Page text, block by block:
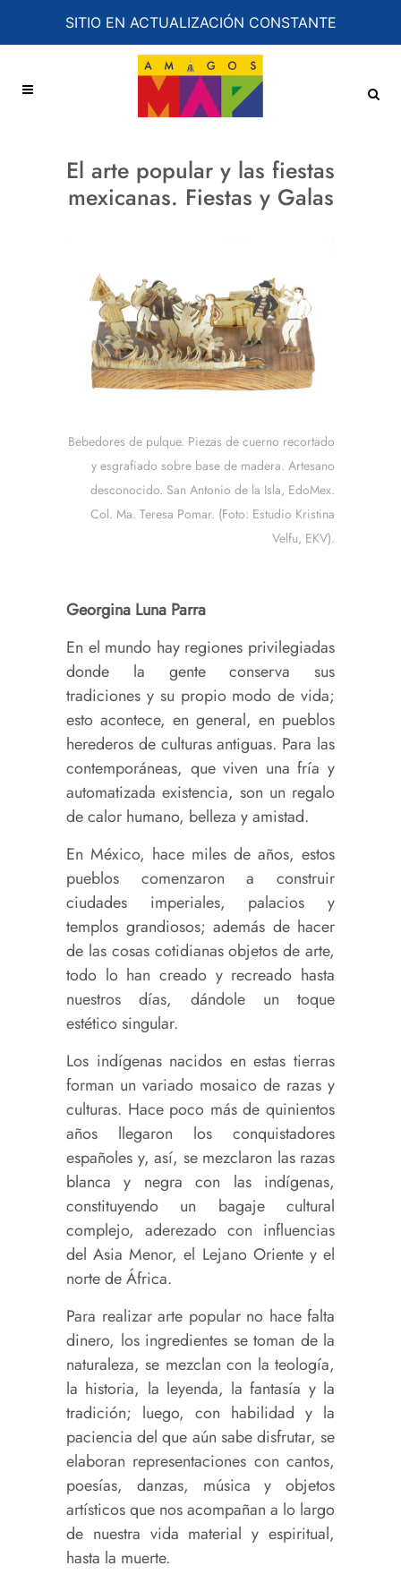
SITIO EN ACTUALIZACIÓN CONSTANTE
El arte popular y las fiestas
mexicanas. Fiestas y Galas
Bebedores de pulque. Piezas de cuerno recortado
y esgrafiado sobre base de madera. Artesano
desconocido. San Antonio de la Isla, EdoMex.
Col. Ma. Teresa Pomar. (Foto: Estudio Kristina
Velfu, EKV).
Georgina Luna Parra
En el mundo hay regiones privilegiadas
donde la gente conserva sus
tradiciones y su propio modo de vida;
esto acontece, en general, en pueblos
herederos de culturas antiguas. Para las
contemporáneas, que viven una fría y
automatizada existencia, son un regalo
de calor humano, belleza y amistad.
En México, hace miles de años, estos
pueblos comenzaron a construir
ciudades imperiales, palacios y
templos grandiosos; además de hacer
de las cosas cotidianas objetos de arte,
todo lo han creado y recreado hasta
nuestros días, dándole un toque
estético singular.
Los indígenas nacidos en estas tierras
forman un variado mosaico de razas y
culturas. Hace poco más de quinientos
años llegaron los conquistadores
españoles y, así, se mezclaron las razas
blanca y negra con las indígenas,
constituyendo un bagaje cultural
complejo, aderezado con influencias
del Asia Menor, el Lejano Oriente y el
norte de África.
Para realizar arte popular no hace falta
dinero, los ingredientes se toman de la
naturaleza, se mezclan con la teología,
la historia, la leyenda, la fantasía y la
tradición; luego, con habilidad y la
paciencia del que aún sabe disfrutar, se
elaboran representaciones con cantos,
poesías, danzas, música y objetos
artísticos que nos acompañan a lo largo
de nuestra vida material y espiritual,
hasta la muerte.